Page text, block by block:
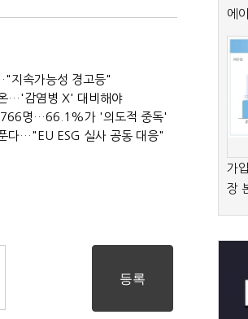
지속가능성 경고등"
…'감염병 X' 대비해야
명…66.1%가 '의도적 중독'
다…"EU ESG 실사 공동 대응"
에
가
장